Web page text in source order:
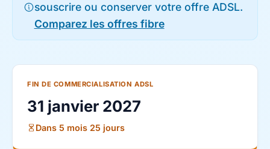
souscrire ou conserver votre offre ADSL.
Comparez les offres fibre
FIN DE COMMERCIALISATION ADSL
31 janvier 2027
Dans 5 mois 25 jours